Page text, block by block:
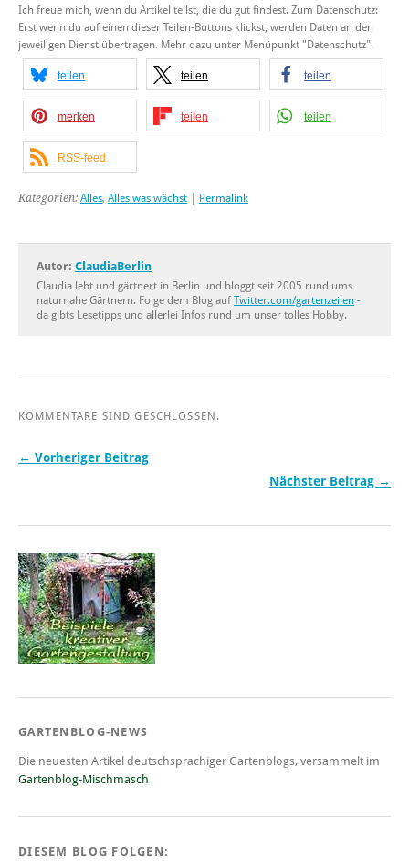
Ich freue mich, wenn du Artikel teilst, die du gut findest. Zum Datenschutz:
Erst wenn du auf einen dieser Teilen-Buttons klickst, werden Daten an den
jeweiligen Dienst übertragen. Mehr dazu unter Menüpunkt "Datenschutz".
teilen teilen teilen
merken teilen teilen
RSS-feed
Kategorien: Alles, Alles was wächst Permalink
Autor: ClaudiaBerlin
Claudia lebt und gärtnert in Berlin und bloggt seit 2005 rund ums
naturnahe Gärtnern. Folge dem Blog aufTwitter.com/gartenzeilen -
da gibts Lesetipps und allerlei Infos rund um unser tolles Hobby.
KOMMENTARE SIND GESCHLOSSEN.
← Vorheriger Beitrag
Nächster Beitrag →
GARTENBLOG-NEWS
Die neuesten Artikel deutschsprachiger Gartenblogs, versammelt im
Gartenblog-Mischmasch
DIESEM BLOG FOLGEN: